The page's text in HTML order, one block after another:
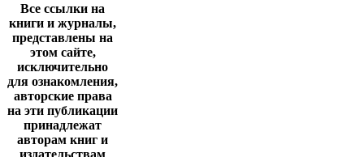
Все ссылки на
книги и журналы,
представлены на
этом сайте,
исключительно
для ознакомления,
авторские права
на эти публикации
принадлежат
авторам книг и
издательствам